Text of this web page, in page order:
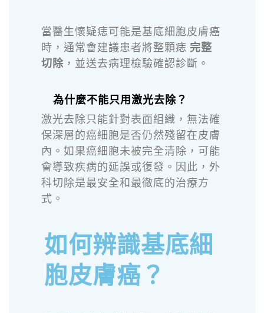
當醫生懷疑痣可能是基底細胞皮膚癌
時，通常會建議患者將整顆痣 完整
切除 ，並送去病理檢驗確認診斷。
為什麼不能只用激光去除？
激光去除只能針對表面組織，無法確
保深層的癌細胞是否仍然殘留在皮膚
內。如果癌細胞未被完全清除，可能
會導致疾病的延誤或復發。因此，外
科切除是最安全和最徹底的治療方
式。
如何辨識基底細
胞皮膚癌？